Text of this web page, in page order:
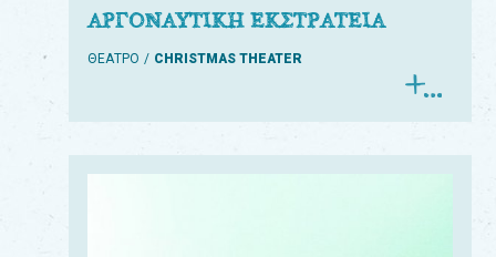
ΑΡΓΟΝΑΥΤΙΚΗ ΕΚΣΤΡΑΤΕΙΑ
ΘΕΑΤΡΟ CHRISTMAS THEATER